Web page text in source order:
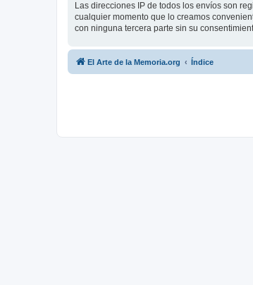
Las direcciones IP de todos los envíos son
cualquier momento que lo creamos
con ninguna tercera parte sin su
El Arte de la Memoria.org Índice